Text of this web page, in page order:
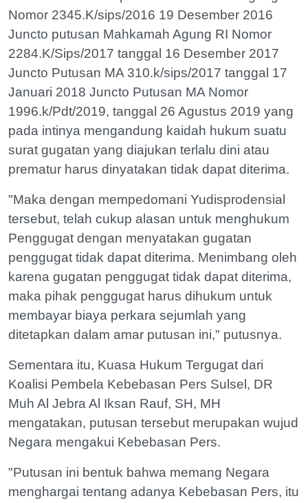
Nomor 2345.K/sips/2016 19 Desember 2016
Juncto putusan Mahkamah Agung RI Nomor
2284.K/Sips/2017 tanggal 16 Desember 2017
Juncto Putusan MA 310.k/sips/2017 tanggal 17
Januari 2018 Juncto Putusan MA Nomor
1996.k/Pdt/2019, tanggal 26 Agustus 2019 yang
pada intinya mengandung kaidah hukum suatu
surat gugatan yang diajukan terlalu dini atau
prematur harus dinyatakan tidak dapat diterima.
"Maka dengan mempedomani Yudisprodensial
tersebut, telah cukup alasan untuk menghukum
Penggugat dengan menyatakan gugatan
penggugat tidak dapat diterima. Menimbang oleh
karena gugatan penggugat tidak dapat diterima,
maka pihak penggugat harus dihukum untuk
membayar biaya perkara sejumlah yang
ditetapkan dalam amar putusan ini," putusnya.
Sementara itu, Kuasa Hukum Tergugat dari
Koalisi Pembela Kebebasan Pers Sulsel, DR
Muh Al Jebra Al Iksan Rauf, SH, MH
mengatakan, putusan tersebut merupakan wujud
Negara mengakui Kebebasan Pers.
"Putusan ini bentuk bahwa memang Negara
menghargai tentang adanya Kebebasan Pers, itu